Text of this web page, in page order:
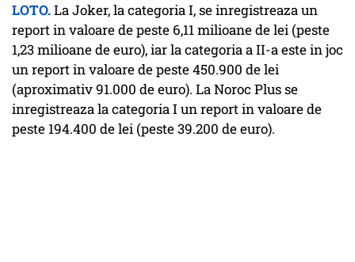
LOTO.La Joker, la categoria I, se inregistreaza un
report in valoare de peste 6,11 milioane de lei (peste
1,23 milioane de euro), iar la categoria a II-a este in joc
un report in valoare de peste 450.900 de lei
(aproximativ 91.000 de euro). La Noroc Plus se
inregistreaza la categoria I un report in valoare de
peste 194.400 de lei (peste 39.200 de euro).